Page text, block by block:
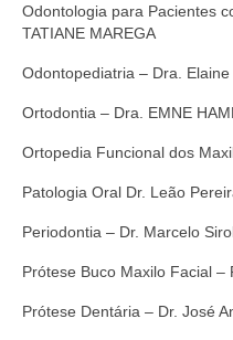
Odontologia para Pacientes
TATIANE MAREGA
Odontopediatria – Dra.
Ortodontia – Dra. EMNE
Ortopedia Funcional dos
Patologia Oral Dr. Leão
Periodontia – Dr. Marcelo
Prótese Buco Maxilo Facial –
Prótese Dentária – Dr. José